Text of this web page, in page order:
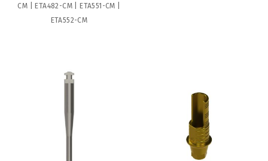
CM | ETA482-CM | ETA551-CM |
ETA552-CM